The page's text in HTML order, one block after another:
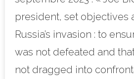
president, set objectives
Russia’s invasion : to
was not defeated and
not dragged into